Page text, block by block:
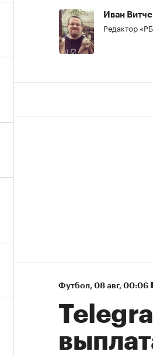
Иван
Редактор
Футбол⁠, 08 авг, 00:06